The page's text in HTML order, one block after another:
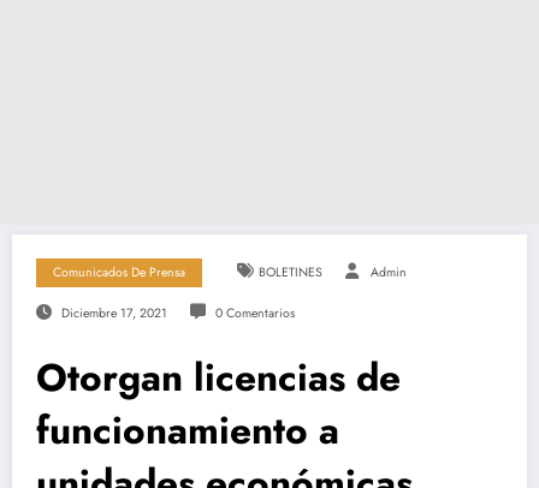
Comunicados De Prensa BOLETINES Admin
Diciembre 17, 2021 0 Comentarios
Otorgan licencias de
funcionamiento a